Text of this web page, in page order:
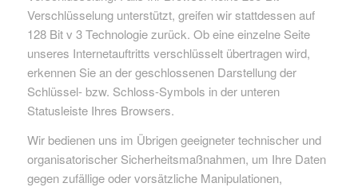
Verschlüsselung unterstützt, greifen wir stattdessen auf
128 Bit v 3 Technologie zurück. Ob eine einzelne Seite
unseres Internetauftritts verschlüsselt übertragen wird,
erkennen Sie an der geschlossenen Darstellung der
Schlüssel- bzw. Schloss-Symbols in der unteren
Statusleiste Ihres Browsers.
Wir bedienen uns im Übrigen geeigneter technischer und
organisatorischer Sicherheitsmaßnahmen, um Ihre Daten
gegen zufällige oder vorsätzliche Manipulationen,